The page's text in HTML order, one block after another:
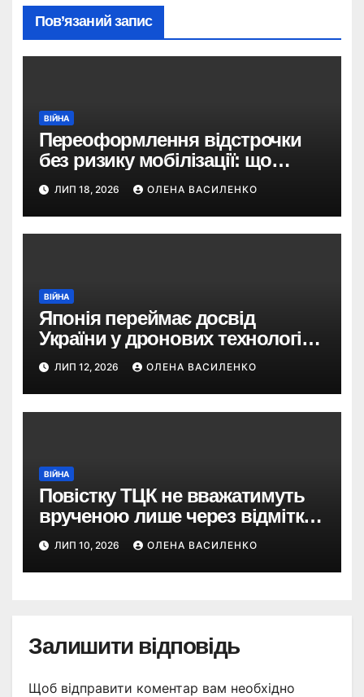
Пов’язаний запис
ВІЙНА
Переоформлення відстрочки
без ризику мобілізації: що
змінив Кабмін і як це
використати
ЛИП 18, 2026 ОЛЕНА ВАСИЛЕНКО
ВІЙНА
Японія переймає досвід
України у дронових технологіях
— і планує 80-кратне
збільшення виробництва
ЛИП 12, 2026 ОЛЕНА ВАСИЛЕНКО
ВІЙНА
Повістку ТЦК не вважатимуть
врученою лише через відмітку
пошти: що пропонує новий
законопроєкт
ЛИП 10, 2026 ОЛЕНА ВАСИЛЕНКО
Залишити відповідь
Щоб відправити коментар вам необхідно